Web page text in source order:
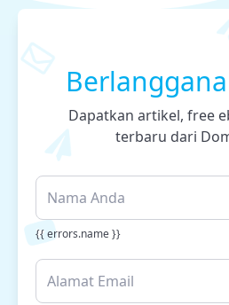
Dapatkan artikel, free
terbaru dari
{{ errors.name }}